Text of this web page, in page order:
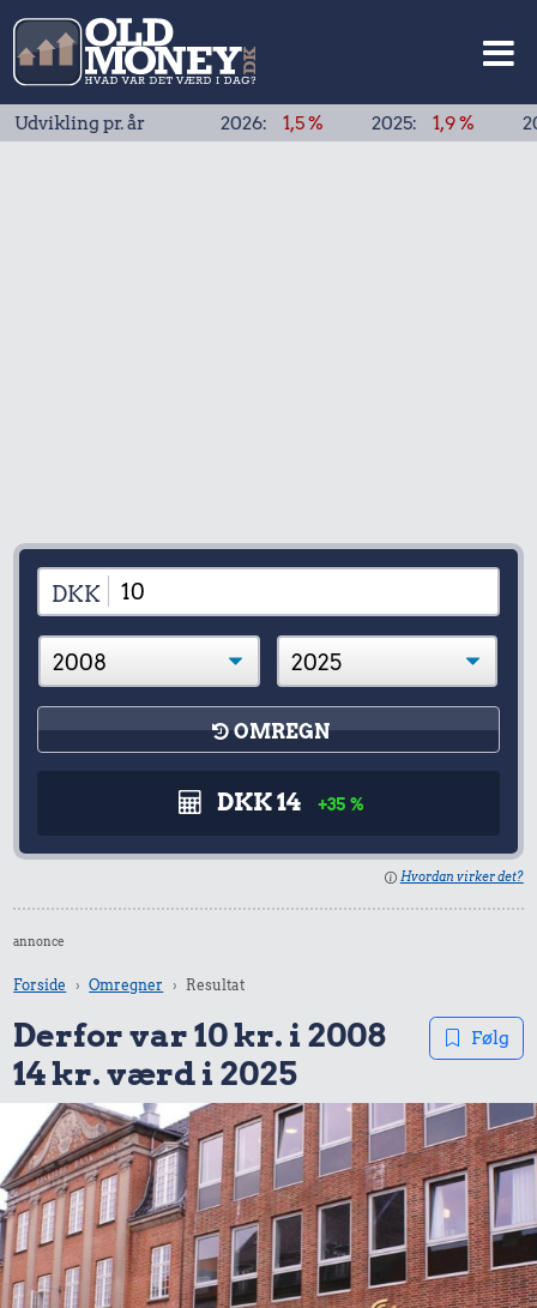
pr. år2026: 1,5 % 2025: 1,9 % 2024: 1,9 %
DKK
OMREGN
DKK 14 +35 %
Hvordan virker det?
annonce
Forside Omregner Resultat
Derfor var 10 kr. i 2008
14 kr. værd i 2025
Følg